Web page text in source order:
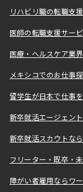
リハビリ職の転職支
医師の転職支援サー
医療・ヘルスケア業
メキシコでのお仕事
留学生が日本で仕事
新卒就活エージェン
新卒就活スカウトな
フリーター・既卒・
障がい者雇用ならワ